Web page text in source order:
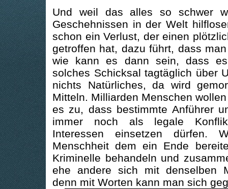
Und weil das alles so schwer
Geschehnissen in der Welt
schon ein Verlust, der einen
getroffen hat, dazu führt, dass
wie kann es dann sein, dass
solches Schicksal tagtäglich über
nichts Natürliches, da wird
Mitteln. Milliarden Menschen
es zu, dass bestimmte Anführer
immer noch als legale
Interessen einsetzen dürfen.
Menschheit dem ein Ende
Kriminelle behandeln und
ehe andere sich mit denselben
denn mit Worten kann man sich